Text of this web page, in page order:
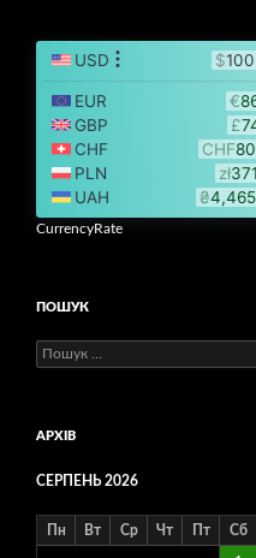
CurrencyRate
ПОШУК
Пошук:
АРХІВ
СЕРПЕНЬ 2026
Пн Вт Ср Чт Пт Сб